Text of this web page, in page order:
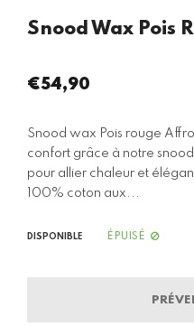
Snood Wax Pois
Prix
€54,90
Snood wax Pois rouge
confort grâce à notre
pour allier chaleur et
100% coton aux...
DISPONIBLE ÉPUISÉ